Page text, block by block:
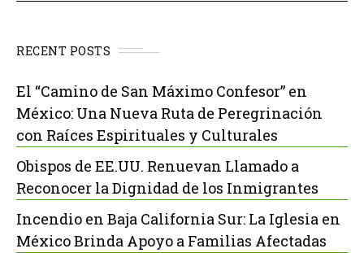
RECENT POSTS
El “Camino de San Máximo Confesor” en
México: Una Nueva Ruta de Peregrinación
con Raíces Espirituales y Culturales
Obispos de EE.UU. Renuevan Llamado a
Reconocer la Dignidad de los Inmigrantes
Incendio en Baja California Sur: La Iglesia en
México Brinda Apoyo a Familias Afectadas